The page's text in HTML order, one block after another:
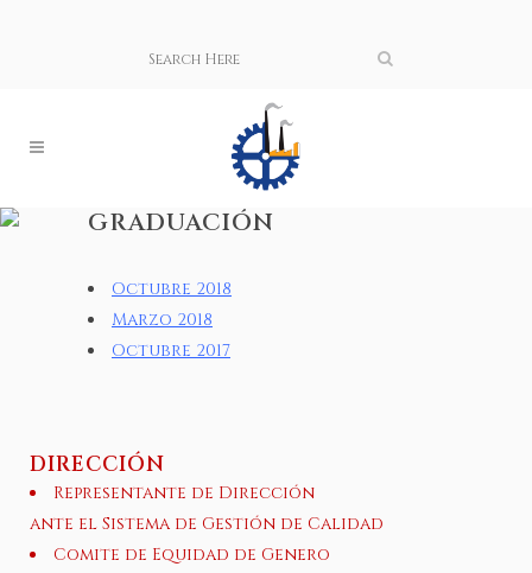
GRADUACIÓN
Octubre 2018
Marzo 2018
Octubre 2017
DIRECCIÓN
Representante de Dirección
ante el Sistema de Gestión de Calidad
Comite de Equidad de Genero